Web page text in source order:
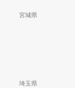
宮城県
埼玉県